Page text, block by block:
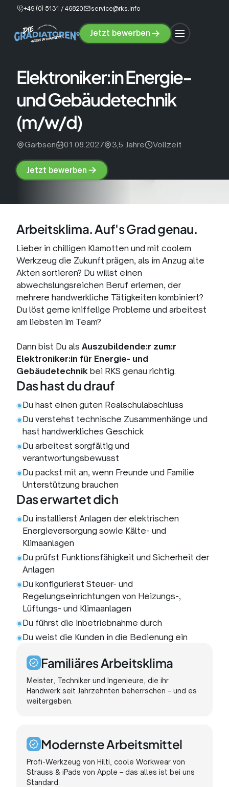
+49 (0) 5131 / 46820 service@rks.info
Jetzt bewerben
Jetzt
Elektroniker:in Energie-
und Gebäudetechnik
(m/w/d)
Garbsen 01.08.2027 3,5 Jahre Vollzeit
Jetzt bewerben
Jetzt
Arbeitsklima. Auf's Grad genau.
Lieber in chilligen Klamotten und mit coolem
Werkzeug die Zukunft prägen, als im Anzug alte
Akten sortieren? Du willst einen
abwechslungsreichen Beruf erlernen, der
mehrere handwerkliche Tätigkeiten kombiniert?
Du löst gerne kniffelige Probleme und arbeitest
am liebsten im Team?
Dann bist Du als Auszubildende:r zum:r
Elektroniker:in für Energie- und
Gebäudetechnik bei RKS genau richtig.
Das hast du drauf
Du hast einen guten Realschulabschluss
Du verstehst technische Zusammenhänge und
hast handwerkliches Geschick
Du arbeitest sorgfältig und
verantwortungsbewusst
Du packst mit an, wenn Freunde und Familie
Unterstützung brauchen
Das erwartet dich
Du installierst Anlagen der elektrischen
Energieversorgung sowie Kälte- und
Klimaanlagen
Du prüfst Funktionsfähigkeit und Sicherheit der
Anlagen
Du konfigurierst Steuer- und
Regelungseinrichtungen von Heizungs-,
Lüftungs- und Klimaanlagen
Du führst die Inbetriebnahme durch
Du weist die Kunden in die Bedienung ein
Familiäres Arbeitsklima
Meister, Techniker und Ingenieure, die ihr
Handwerk seit Jahrzehnten beherrschen – und es
weitergeben.
Modernste Arbeitsmittel
Profi-Werkzeug von Hilti, coole Workwear von
Strauss & iPads von Apple – das alles ist bei uns
Standard.